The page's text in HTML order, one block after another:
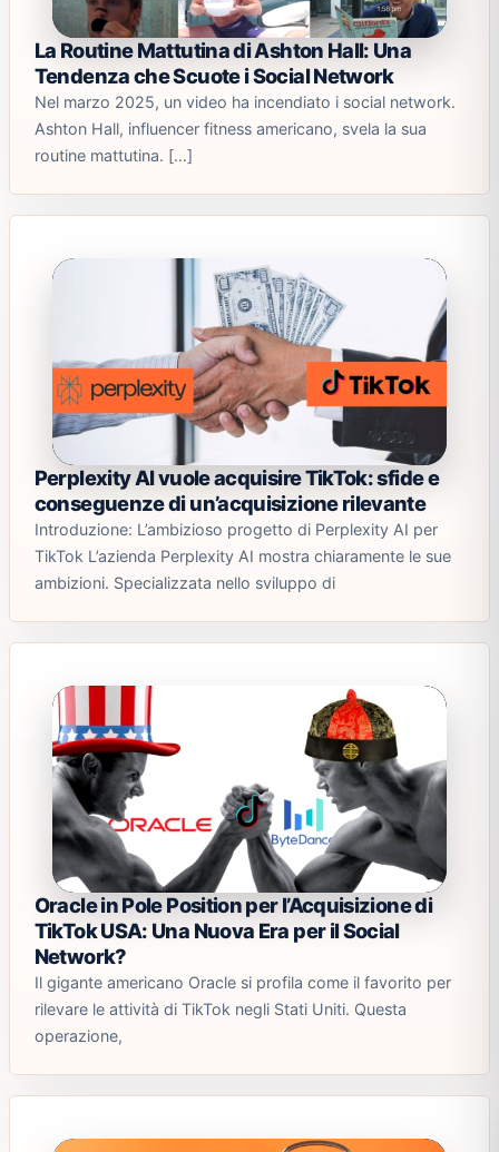
La Routine Mattutina di Ashton Hall: Una
Tendenza che Scuote i Social Network
Nel marzo 2025, un video ha incendiato i social network.
Ashton Hall, influencer fitness americano, svela la sua
routine mattutina. […]
Perplexity AI vuole acquisire TikTok: sfide e
conseguenze di un’acquisizione rilevante
Introduzione: L’ambizioso progetto di Perplexity AI per
TikTok L’azienda Perplexity AI mostra chiaramente le sue
ambizioni. Specializzata nello sviluppo di
Oracle in Pole Position per l’Acquisizione di
TikTok USA: Una Nuova Era per il Social
Network?
Il gigante americano Oracle si profila come il favorito per
rilevare le attività di TikTok negli Stati Uniti. Questa
operazione,